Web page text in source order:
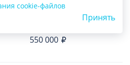
1 650 000
550 000
cookie-файлов
Принять